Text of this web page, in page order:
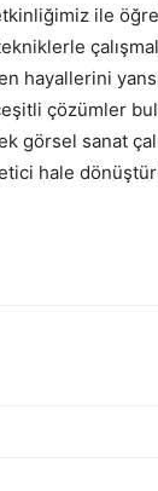
ile
hayallerini
çözümler
sanat
hale